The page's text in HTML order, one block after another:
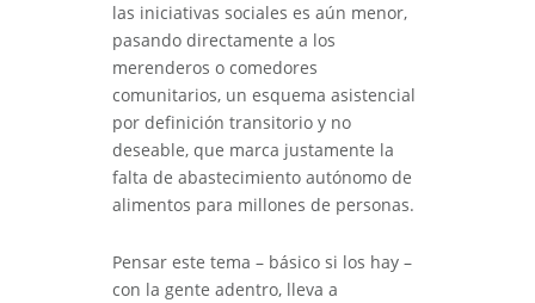
las iniciativas sociales es aún menor,
pasando directamente a los
merenderos o comedores
comunitarios, un esquema asistencial
por definición transitorio y no
deseable, que marca justamente la
falta de abastecimiento autónomo de
alimentos para millones de personas.
Pensar este tema – básico si los hay –
con la gente adentro, lleva a